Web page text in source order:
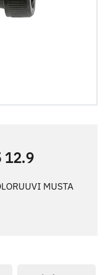
12.9
MUSTA